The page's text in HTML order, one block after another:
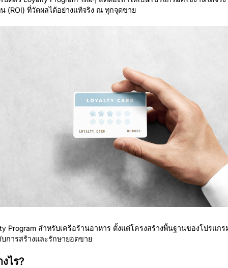
(ROI) ที่วัดผลได้อย่างแท้จริง ณ ทุกจุดขาย
Program สำหรับเครือร้านอาหาร ตั้งแต่โครงสร้างพื้นฐานของโปรแก
การสร้างและรักษายอดขาย
ไร?